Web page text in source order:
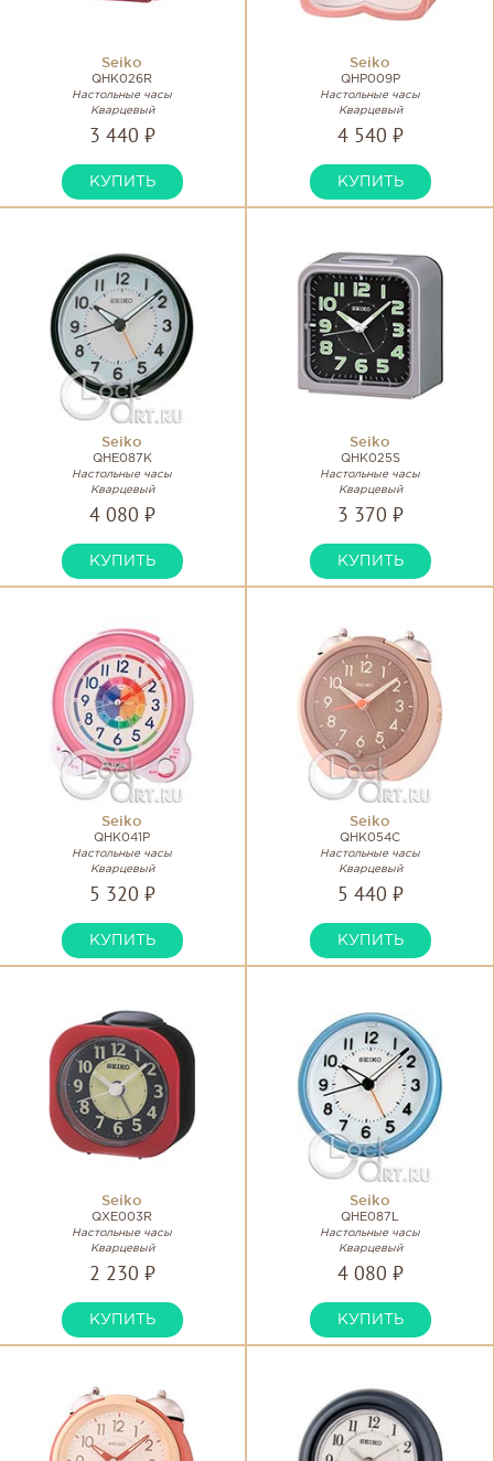
Seiko
QHK026R
Настольные часы
Кварцевый
3 440 ₽
КУПИТЬ
Seiko
QHP009P
Настольные часы
Кварцевый
4 540 ₽
КУПИТЬ
Seiko
QHE087K
Настольные часы
Кварцевый
4 080 ₽
КУПИТЬ
Seiko
QHK025S
Настольные часы
Кварцевый
3 370 ₽
КУПИТЬ
Seiko
QHK041P
Настольные часы
Кварцевый
5 320 ₽
КУПИТЬ
Seiko
QHK054C
Настольные часы
Кварцевый
5 440 ₽
КУПИТЬ
Seiko
QXE003R
Настольные часы
Кварцевый
2 230 ₽
КУПИТЬ
Seiko
QHE087L
Настольные часы
Кварцевый
4 080 ₽
КУПИТЬ